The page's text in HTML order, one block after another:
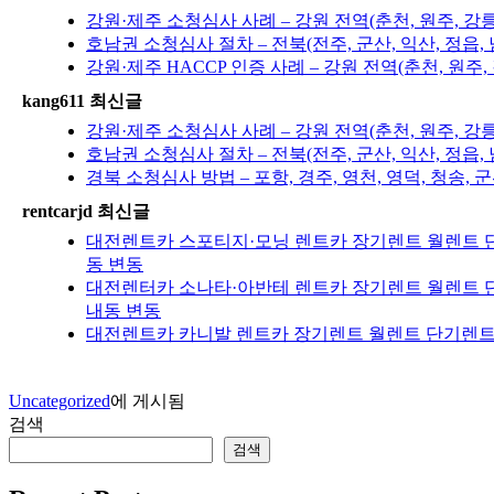
강원·제주 소청심사 사례 – 강원 전역(춘천, 원주,
호남권 소청심사 절차 – 전북(전주, 군산, 익산, 정읍
강원·제주 HACCP 인증 사례 – 강원 전역(춘천, 원
kang611 최신글
강원·제주 소청심사 사례 – 강원 전역(춘천, 원주,
호남권 소청심사 절차 – 전북(전주, 군산, 익산, 정읍
경북 소청심사 방법 – 포항, 경주, 영천, 영덕, 청송,
rentcarjd 최신글
대전렌트카 스포티지·모닝 렌트카 장기렌트 월렌트
동 변동
대전렌터카 소나타·아반테 렌트카 장기렌트 월렌
내동 변동
대전렌트카 카니발 렌트카 장기렌트 월렌트 단기렌
Uncategorized에 게시됨
검색
검색